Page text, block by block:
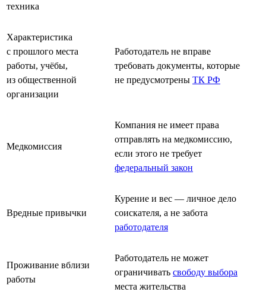
техника
Характеристика
с прошлого места
работы, учёбы,
из общественной
организации
Работодатель не вправе
требовать документы, которые
не предусмотрены ТК РФ
Медкомиссия
Компания не имеет права
отправлять на медкомиссию,
если этого не требует
федеральный закон
Вредные привычки
Курение и вес — личное дело
соискателя, а не забота
работодателя
Проживание вблизи
работы
Работодатель не может
ограничивать свободу выбора
места жительства